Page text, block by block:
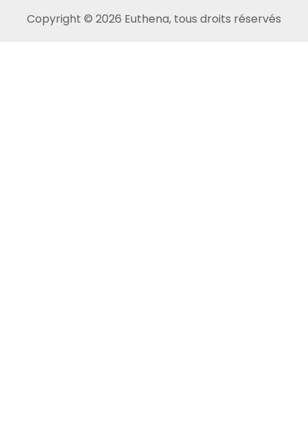
Copyright © 2026 Euthena, tous droits réservés